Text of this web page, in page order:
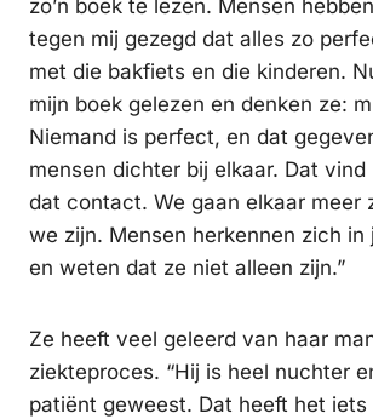
zo’n boek te lezen. Mensen
tegen mij gezegd dat alles zo
met die bakfiets en die kinderen.
mijn boek gelezen en denken ze:
Niemand is perfect, en dat
mensen dichter bij elkaar. Dat vind
dat contact. We gaan elkaar meer
we zijn. Mensen herkennen zich in
en weten dat ze niet alleen zijn.”
Ze heeft veel geleerd van haar
ziekteproces. “Hij is heel nuchter
patiënt geweest. Dat heeft het iets